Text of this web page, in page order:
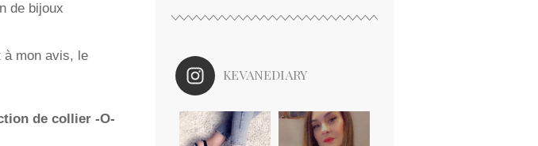
de bijoux
à mon avis, le
de collier -O-
KEVANEDIARY